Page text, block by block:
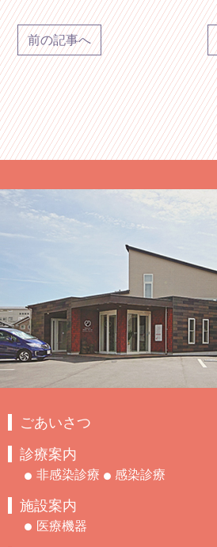
前の記事へ
ごあいさつ
診療案内
非感染診療 感染診療
施設案内
医療機器